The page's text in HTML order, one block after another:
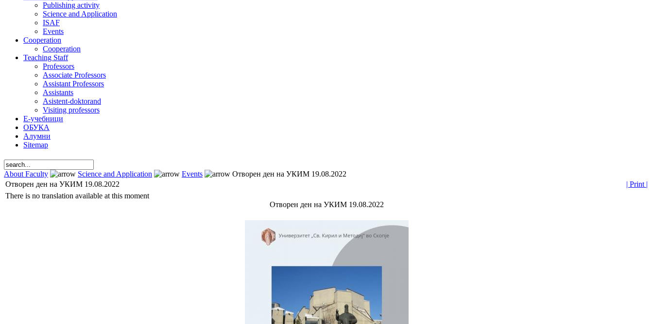
Publishing activity
Science and Application
ISAF
Events
Cooperation
Cooperation
Teaching Staff
Professors
Associate Professors
Assistant Professors
Assistants
Asistent-doktorand
Visiting professors
Е-учебници
ОБУКА
Алумни
Sitemap
About Faculty Science and Application Events
Отворен ден на УКИМ 19.08.2022
Отворен ден на УКИМ 19.08.2022
| Print |
There is no translation available at this moment
Отворен ден на УКИМ 19.08.2022